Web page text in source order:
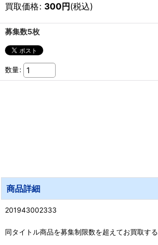
買取価格: 300円(税込)
募集数5枚
数量:
商品詳細
201943002333
同タイトル商品を募集制限数を超えてお買取す